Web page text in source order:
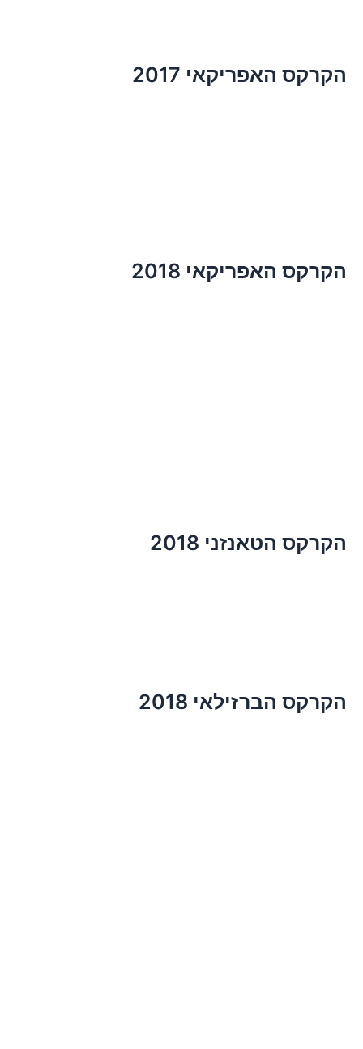
הקרקס האפריקאי 2017
הקרקס האפריקאי 2018
הקרקס הטאנזני 2018
הקרקס הברזילאי 2018